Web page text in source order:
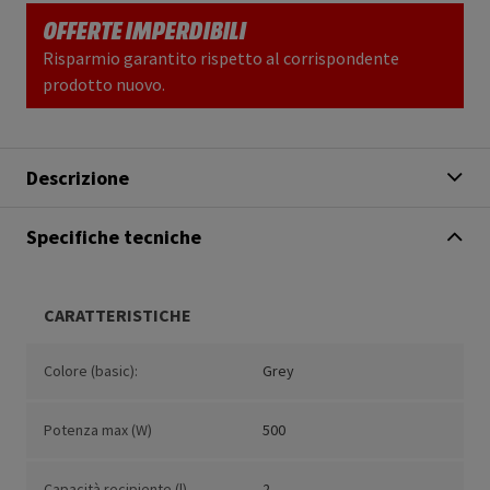
OFFERTE IMPERDIBILI
Risparmio garantito rispetto al corrispondente
prodotto nuovo.
Descrizione
Specifiche tecniche
CARATTERISTICHE
Colore (basic): Grey
Potenza max (W) 500